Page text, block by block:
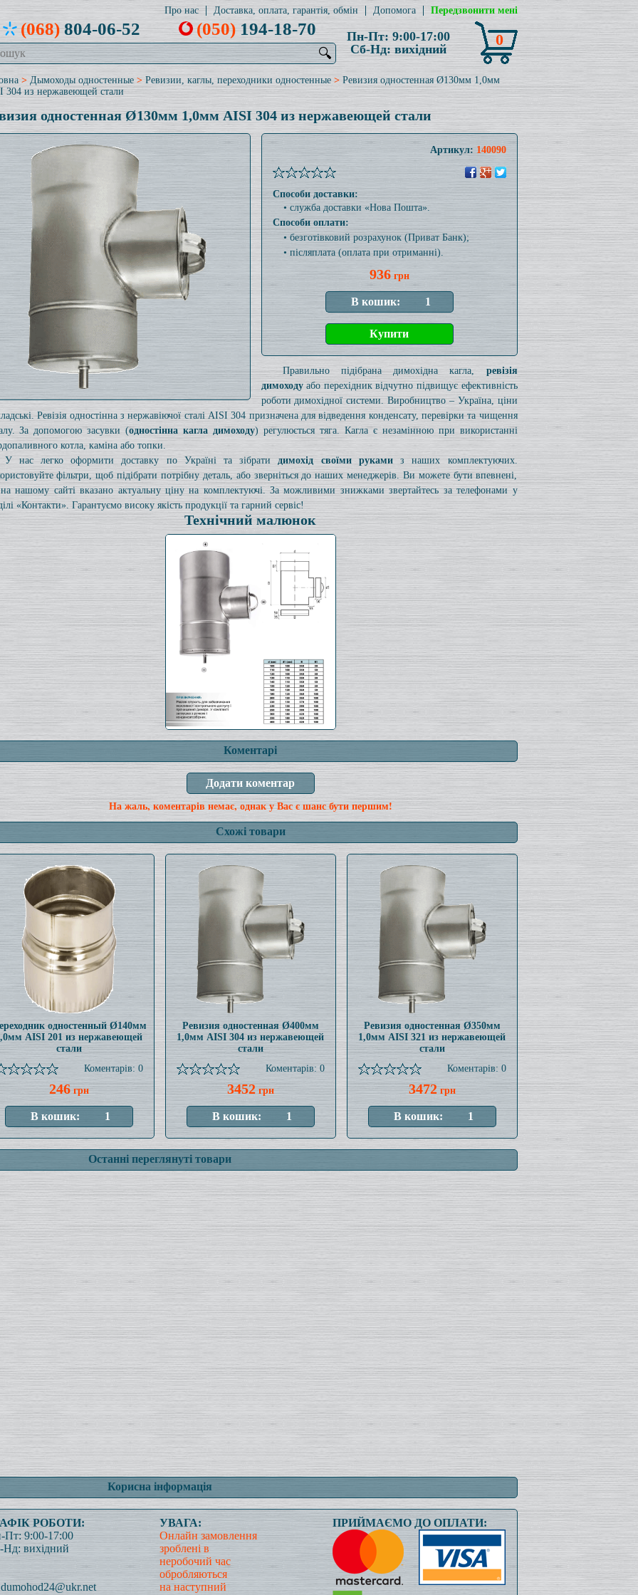
Про нас Доставка, оплата, гарантія, обмін Допомога Передзвонити мені
(068)804-06-52 (050)194-18-70
🔍
Пн-Пт: 9:00-17:00
Сб-Нд: вихідний
0
> Дымоходы одностенные> Ревизии, каглы, переходники одностенные> Ревизия одностенная Ø130мм 1,0мм
304 из нержавеющей стали
одностенная Ø130мм 1,0мм AISI 304 из нержавеющей стали
Артикул:140090
Способи доставки:
• служба доставки «Нова Пошта».
Способи оплати:
• безготівковий розрахунок (Приват Банк);
• післяплата (оплата при отриманні).
936грн
Правильно підібрана димохідна кагла, ревізія
димоходуабо перехідник відчутно підвищує ефективність
роботи димохідної системи. Виробництво – Україна, ціни
Ревізія одностінна з нержавіючої сталі AISI 304 призначена для відведення конденсату, перевірки та чищення
За допомогою засувки (одностінна кагла димоходу) регулюється тяга. Кагла є незамінною при використанні
котла, каміна або топки.
У нас легко оформити доставку по Україні та зібратидимохід своїми рукамиз наших комплектуючих.
фільтри, щоб підібрати потрібну деталь, або зверніться до наших менеджерів. Ви можете бути впевнені,
нашому сайті вказано актуальну ціну на комплектуючі. За можливими знижками звертайтесь за телефонами у
«Контакти». Гарантуємо високу якість продукції та гарний сервіс!
Технічний малюнок
Коментарі
На жаль, коментарів немає, однак у Вас є шанс бути першим!
Схожі товари
одностенный Ø140мм
AISI 201 из нержавеющей
стали
Коментарів: 0
246грн
Ревизия одностенная Ø400мм
1,0мм AISI 304 из нержавеющей
стали
Коментарів: 0
3452грн
Ревизия одностенная Ø350мм
1,0мм AISI 321 из нержавеющей
стали
Коментарів: 0
3472грн
Останні переглянуті товари
Корисна інформація
РОБОТИ:
9:00-17:00
вихідний
УВАГА:
Онлайн замовлення
зроблені в
неробочий час
обробляються
на наступний
ПРИЙМАЄМО ДО ОПЛАТИ: